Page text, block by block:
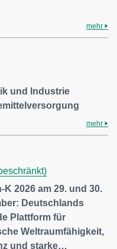
mehr
und Industrie
mehr
K 2026 am 29. und 30.
Deutschlands
Plattform für
Weltraumfähigkeit,
und starke…